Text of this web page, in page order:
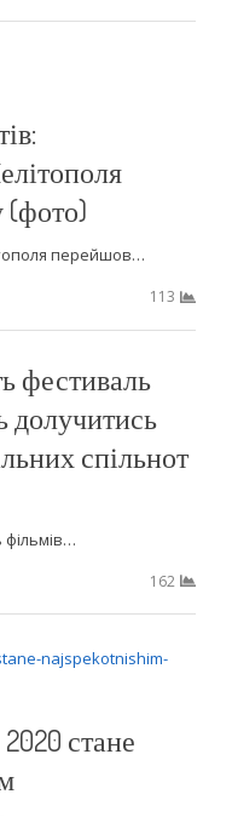
(фото)
перейшов…
113
фестиваль
долучитись
спільнот
фільмів…
162
стане